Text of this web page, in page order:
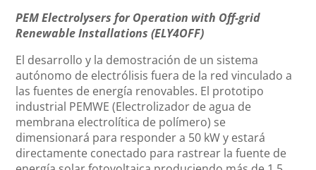
PEM Electrolysers for Operation with Off-grid
Renewable Installations (ELY4OFF)
El desarrollo y la demostración de un sistema
autónomo de electrólisis fuera de la red vinculado a
las fuentes de energía renovables. El prototipo
industrial PEMWE (Electrolizador de agua de
membrana electrolítica de polímero) se
dimensionará para responder a 50 kW y estará
directamente conectado para rastrear la fuente de